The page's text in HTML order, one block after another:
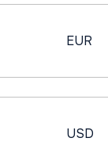
EUR
USD